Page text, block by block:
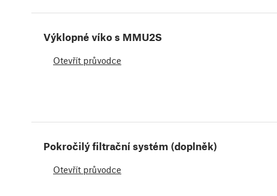
Výklopné víko s MMU2S
Otevřít průvodce
Pokročilý filtrační systém (doplněk)
Otevřít průvodce